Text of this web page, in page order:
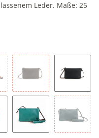
Leder. Maße: 25
taupe schwarz